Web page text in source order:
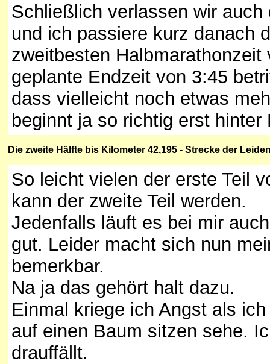
Schließlich verlassen wir
und ich passiere kurz danach
zweitbesten
geplante Endzeit von 3:45
dass vielleicht noch etwas
beginnt ja so richtig erst
Die zweite Hälfte bis Kilometer 42,195 - Strecke der
So leicht vielen der erste Teil
kann der zweite Teil werden.
Jedenfalls läuft es bei mir
gut. Leider macht sich nun
bemerkbar.
Na ja das gehört halt dazu.
Einmal kriege ich Angst als
auf einen Baum sitzen sehe.
drauffällt.